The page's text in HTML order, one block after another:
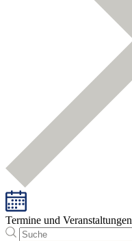
Termine und Veranstaltungen